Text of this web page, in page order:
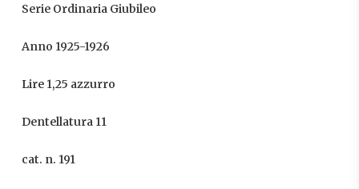
Serie Ordinaria Giubileo
Anno 1925-1926
Lire 1,25 azzurro
Dentellatura 11
cat. n. 191